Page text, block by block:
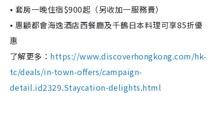
⦁ 套房一晚住宿$900起（另收加一服務費）
⦁ 惠顧都會海逸酒店西餐廳及千鶴日本料理可享85折優
惠
了解更多： https://www.discoverhongkong.com/hk-
tc/deals/in-town-offers/campaign-
detail.id2329.Staycation-delights.html